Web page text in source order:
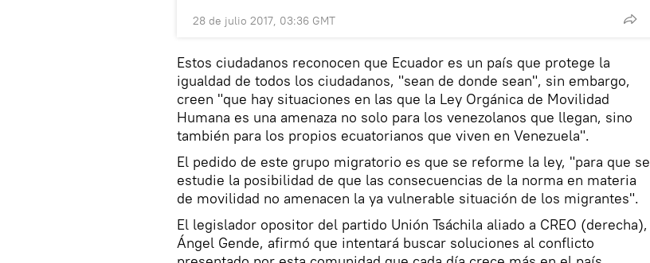
28 de julio 2017, 03:36 GMT
Estos ciudadanos reconocen que Ecuador es un país que protege la
igualdad de todos los ciudadanos, "sean de donde sean", sin embargo,
creen "que hay situaciones en las que la Ley Orgánica de Movilidad
Humana es una amenaza no solo para los venezolanos que llegan, sino
también para los propios ecuatorianos que viven en Venezuela".
El pedido de este grupo migratorio es que se reforme la ley, "para que se
estudie la posibilidad de que las consecuencias de la norma en materia
de movilidad no amenacen la ya vulnerable situación de los migrantes".
El legislador opositor del partido Unión Tsáchila aliado a CREO (derecha),
Ángel Gende, afirmó que intentará buscar soluciones al conflicto